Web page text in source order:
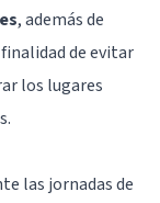
, además de
de evitar
los lugares
las jornadas de